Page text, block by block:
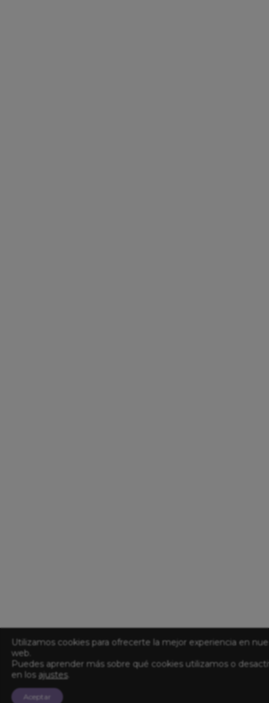
Utilizamos cookies para ofrecerte la mejor experiencia en
web.
Puedes aprender más sobre qué cookies utilizamos o
en los ajustes.
Aceptar